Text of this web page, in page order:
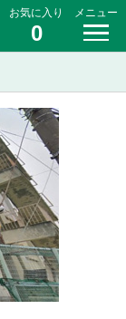
お気に入り
0
メニュー